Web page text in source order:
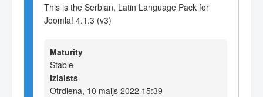
This is the Serbian, Latin Language Pack for
Joomla! 4.1.3 (v3)
Maturity
Stable
Izlaists
Otrdiena, 10 maijs 2022 15:39